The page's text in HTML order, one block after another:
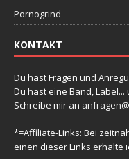
Pornogrind
KONTAKT
Du hast Fragen und
Du hast eine Band,
Schreibe mir an
*=Affiliate-Links: Bei
einen dieser Links erhalte